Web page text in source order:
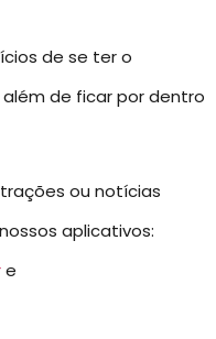
de se ter o
de ficar por dentro
ou notícias
aplicativos:
e